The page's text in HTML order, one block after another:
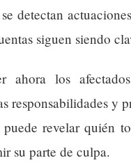
detectan
siguen siendo
ahora los
responsabilidades y
revelar quién
su parte de culpa.